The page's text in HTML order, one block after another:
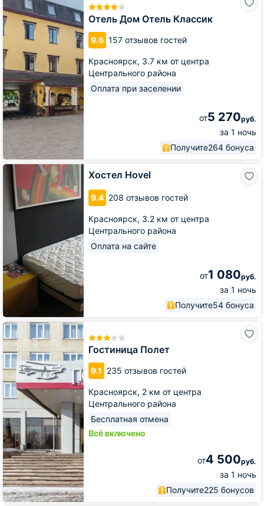
Отель Дом Отель Классик
9.6 157 отзывов гостей
Красноярск, 3.7 км от центра
Центрального района
Оплата при заселении
от5 270руб.
за 1 ночь
Получите264 бонуса
Дом
Отель
Классик
Хостел Hovel
9.4 208 отзывов гостей
Красноярск, 3.2 км от центра
Центрального района
Оплата на сайте
от1 080руб.
за 1 ночь
Получите54 бонуса
Хостел
Hovel
Гостиница Полет
9.1 235 отзывов гостей
Красноярск, 2 км от центра
Центрального района
Бесплатная отмена
Всё включено
от4 500руб.
за 1 ночь
Получите225 бонусов
Гостиница
Полет